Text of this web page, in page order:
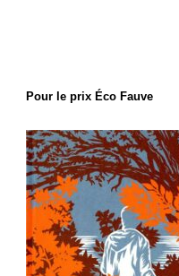
Pour le prix Éco Fauve